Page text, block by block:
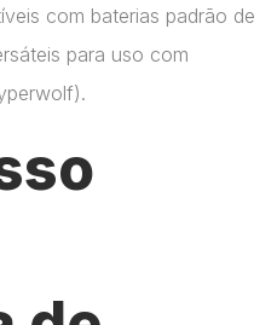
com baterias padrão de
para uso com